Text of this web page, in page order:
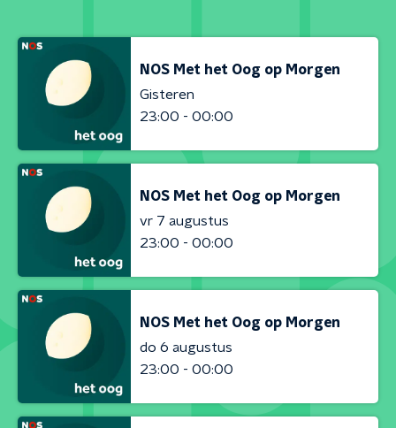
NOS Met het Oog op Morgen
Gisteren
23:00 - 00:00
NOS Met het Oog op Morgen
vr 7 augustus
23:00 - 00:00
NOS Met het Oog op Morgen
do 6 augustus
23:00 - 00:00